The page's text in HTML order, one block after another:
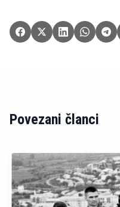
Povezani članci